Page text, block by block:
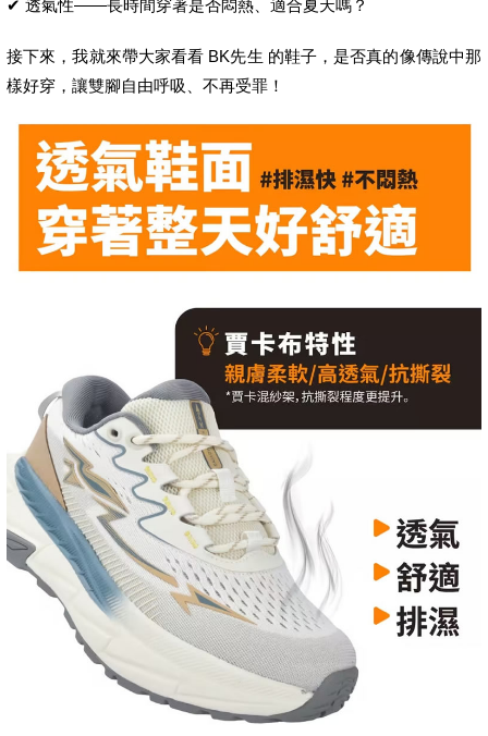
✔ 透氣性——長時間穿著是否悶熱、適合夏天嗎？
接下來，我就來帶大家看看 BK先生 的鞋子，是否真的像傳說中那
樣好穿，讓雙腳自由呼吸、不再受罪！